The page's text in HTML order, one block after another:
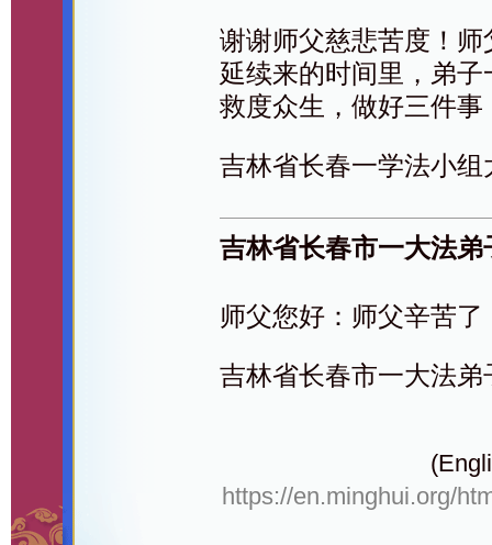
谢谢师父慈悲苦度！
延续来的时间里，弟
救度众生，做好三件
吉林省长春一学法小组
吉林省长春市一大法
师父您好：师父辛苦
吉林省长春市一大法弟
https://en.minghui.org/